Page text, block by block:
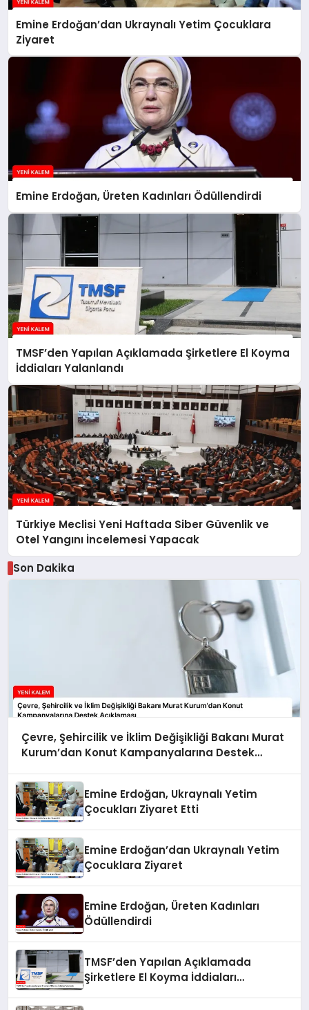
Emine Erdoğan’dan Ukraynalı Yetim Çocuklara
Ziyaret
Emine Erdoğan, Üreten Kadınları Ödüllendirdi
TMSF’den Yapılan Açıklamada Şirketlere El Koyma
İddiaları Yalanlandı
Türkiye Meclisi Yeni Haftada Siber Güvenlik ve
Otel Yangını İncelemesi Yapacak
Son Dakika
Çevre, Şehircilik ve İklim Değişikliği Bakanı Murat
Kurum’dan Konut Kampanyalarına Destek
Emine Erdoğan, Ukraynalı Yetim
Çocukları Ziyaret Etti
Emine Erdoğan’dan Ukraynalı Yetim
Çocuklara Ziyaret
Emine Erdoğan, Üreten Kadınları
Ödüllendirdi
TMSF’den Yapılan Açıklamada
Şirketlere El Koyma İddiaları